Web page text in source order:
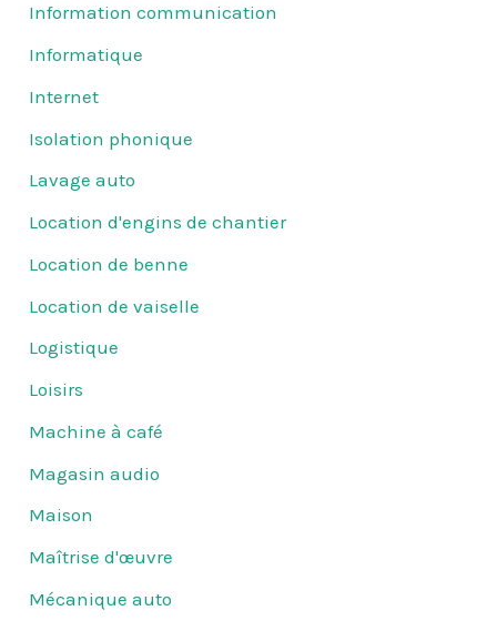
Information communication
Informatique
Internet
Isolation phonique
Lavage auto
Location d'engins de chantier
Location de benne
Location de vaiselle
Logistique
Loisirs
Machine à café
Magasin audio
Maison
Maîtrise d'œuvre
Mécanique auto